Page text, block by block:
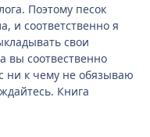
Поэтому песок
и соответственно я
свои
вы соотвественно
ни к чему не обязываю
Книга